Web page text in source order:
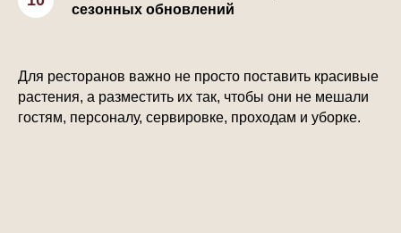
сезонных обновлений
Для ресторанов важно не просто поставить красивые
растения, а разместить их так, чтобы они не мешали
гостям, персоналу, сервировке, проходам и уборке.